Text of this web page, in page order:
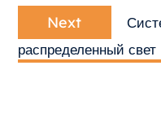
Next
Next
post:
распределенный свет